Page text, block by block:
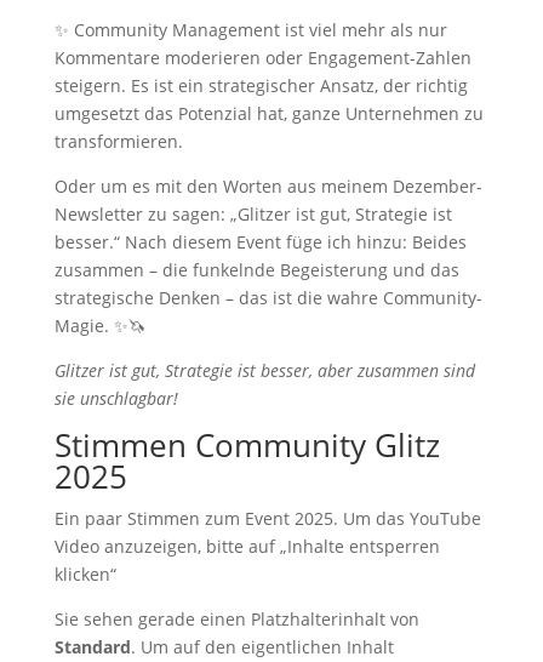
✨ Community Management ist viel mehr als nur
Kommentare moderieren oder Engagement-Zahlen
steigern. Es ist ein strategischer Ansatz, der richtig
umgesetzt das Potenzial hat, ganze Unternehmen zu
transformieren.
Oder um es mit den Worten aus meinem Dezember-
Newsletter zu sagen: „Glitzer ist gut, Strategie ist
besser.“ Nach diesem Event füge ich hinzu: Beides
zusammen – die funkelnde Begeisterung und das
strategische Denken – das ist die wahre Community-
Magie. ✨🦄
Glitzer ist gut, Strategie ist besser, aber zusammen sind
sie unschlagbar!
Stimmen Community Glitz
2025
Ein paar Stimmen zum Event 2025. Um das YouTube
Video anzuzeigen, bitte auf „Inhalte entsperren
klicken“
Sie sehen gerade einen Platzhalterinhalt von
Standard. Um auf den eigentlichen Inhalt